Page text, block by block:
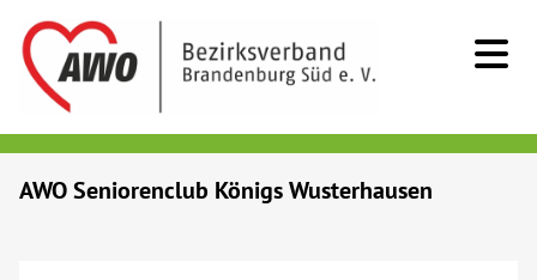
AWO Seniorenclub Königs Wusterhausen